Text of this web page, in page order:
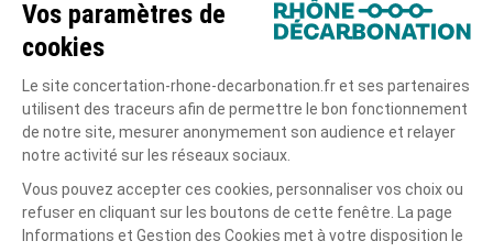
Le projet
Actualités
La documentation